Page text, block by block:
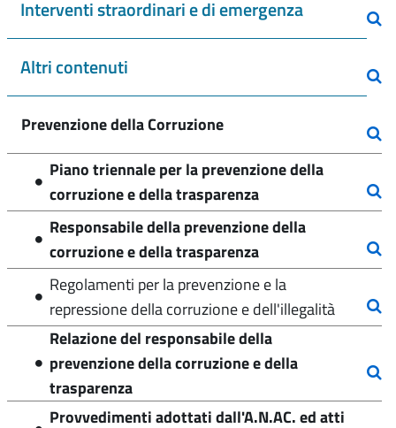
Interventi straordinari e di emergenza
Altri contenuti
Prevenzione della Corruzione
Piano triennale per la prevenzione della
corruzione e della trasparenza
Responsabile della prevenzione della
corruzione e della trasparenza
Regolamenti per la prevenzione e la
repressione della corruzione e dell'illegalità
Relazione del responsabile della
prevenzione della corruzione e della
trasparenza
Provvedimenti adottati dall'A.N.AC. ed atti